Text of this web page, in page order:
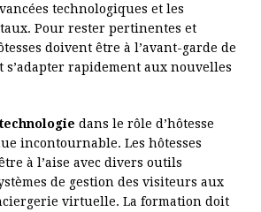
technologiques et les
Pour rester pertinentes et
doivent être à l’avant-garde de
s’adapter rapidement aux nouvelles
technologie dans le rôle d’hôtesse
incontournable. Les hôtesses
à l’aise avec divers outils
de gestion des visiteurs aux
virtuelle. La formation doit